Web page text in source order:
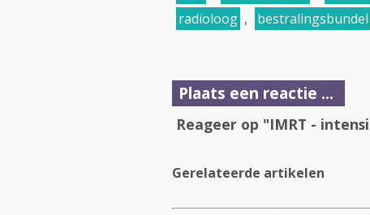
radioloog , bestralingsbundel
Plaats een reactie ...
Reageer op "IMRT -
Gerelateerde artikelen